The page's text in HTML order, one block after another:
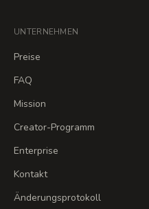
UNTERNEHMEN
Preise
FAQ
Mission
Creator-Programm
Enterprise
Kontakt
Änderungsprotokoll